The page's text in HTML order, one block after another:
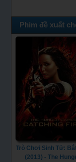
Phim đề xuất
Trò Chơi Sinh Tử:
(2013) - The